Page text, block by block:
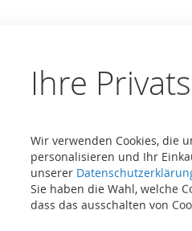
Ihre
Wir verwenden Cookies, die
personalisieren und Ihr
unserer
Sie haben die Wahl, welche
dass das ausschalten von